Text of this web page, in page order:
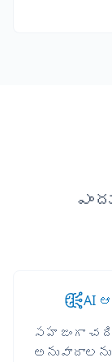
AI
సహజంగా